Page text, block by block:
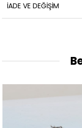
İADE VE DEĞIŞIM